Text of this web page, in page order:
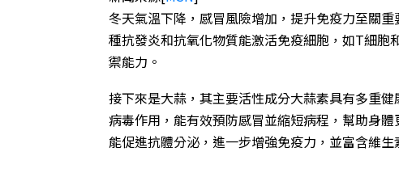
冬天氣溫下降，感冒風險增加，提升免疫力至關
種抗發炎和抗氧化物質能激活免疫細胞，如T細
禦能力。
接下來是大蒜，其主要活性成分大蒜素具有多重
病毒作用，能有效預防感冒並縮短病程，幫助身
能促進抗體分泌，進一步增強免疫力，並富含維